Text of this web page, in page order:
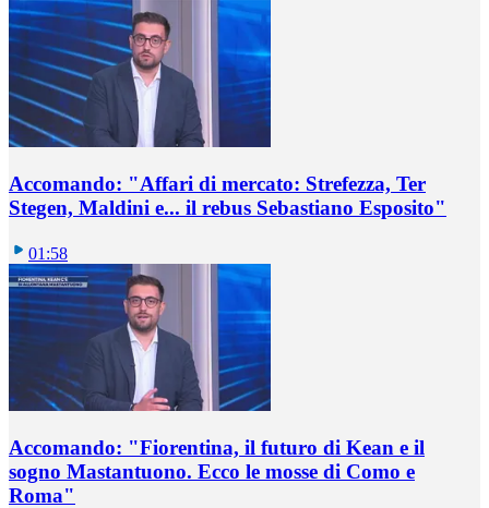
Accomando: "Affari di mercato: Strefezza, Ter
Stegen, Maldini e... il rebus Sebastiano Esposito"
01:58
Accomando: "Fiorentina, il futuro di Kean e il
sogno Mastantuono. Ecco le mosse di Como e
Roma"